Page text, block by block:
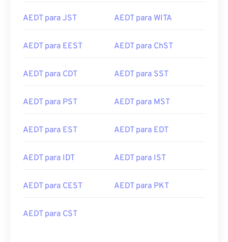
AEDT para JST AEDT para WITA
AEDT para EEST AEDT para ChST
AEDT para CDT AEDT para SST
AEDT para PST AEDT para MST
AEDT para EST AEDT para EDT
AEDT para IDT AEDT para IST
AEDT para CEST AEDT para PKT
AEDT para CST